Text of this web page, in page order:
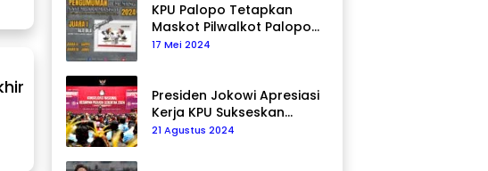
KPU Palopo Tetapkan
Maskot Pilwalkot Palopo
2024, Berikut Maknanya!
17 Mei 2024
Presiden Jokowi Apresiasi
Kerja KPU Sukseskan
Pemilu 2024
21 Agustus 2024